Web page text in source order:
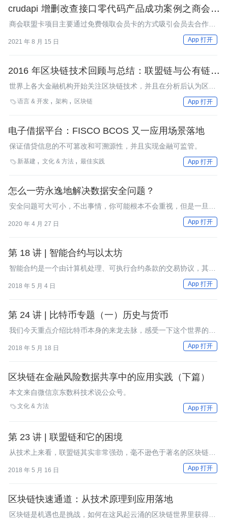
crudapi 增删改查接口零代码产品成功案例之商会联
盟卡项目
商会联盟卡项目主要通过免费领取会员卡的方式吸引会员去合作商
家线下消费，通过会员卡买单可以享受打折福利，最终顾客得到了
优惠，同时商家也带来了更多订单。商会联盟卡平台起到引流和中
后台审核
2021 年 8 月 15 日 App 打开
2016 年区块链技术回顾与总结：联盟链与公有链的
分道扬镳
世界上各大金融机构开始关注区块链技术，并且在分析后认为区块
链技术有可能在金融各个领域中发挥减少成本、增加效率的作用。
在金融领域的场景中，因为无法直接使用性能较为低下、数据透明
限于金融行业，各种以联盟链为目标的区块链项目。随着时间的发
块链技术各自独立的发展出了新的特点。
语言 & 开发 架构 区块链 App 打开
电子借据平台：FISCO BCOS 又一应用场景落地
保证借贷信息的不可篡改和可溯源性，并且实现金融可监管。
 新基建 文化 & 方法 最佳实践 App 打开
怎么一劳永逸地解决数据安全问题？
安全问题可大可小，不出事情，你可能根本不会重视，但是一旦出
2020 年 4 月 27 日 App 打开
第 18 讲 | 智能合约与以太坊
智能合约是一个由计算机处理、可执行合约条款的交易协议，其总
2018 年 5 月 4 日 App 打开
第 24 讲 | 比特币专题（一）历史与货币
我们今天重点介绍比特币本身的来龙去脉，感受一下这个世界的变
2018 年 5 月 18 日 App 打开
区块链在金融风险数据共享中的应用实践（下篇）
本文来自微信京东数科技术说公众号。
文化 & 方法 App 打开
第 23 讲 | 联盟链和它的困境
从技术上来看，联盟链其实非常强劲，毫不逊色于著名的区块链项
2018 年 5 月 16 日 App 打开
区块链快速通道：从技术原理到应用落地
区块链是机遇也是挑战，如何在这风起云涌的区块链世界里获得加